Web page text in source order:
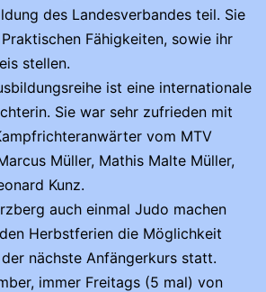
des Landesverbandes teil. Sie
Fähigkeiten, sowie ihr
stellen.
ist eine internationale
Sie war sehr zufrieden mit
vom MTV
Müller, Mathis Malte Müller,
Kunz.
auch einmal Judo machen
Herbstferien die Möglichkeit
nächste Anfängerkurs statt.
immer Freitags (5 mal) von